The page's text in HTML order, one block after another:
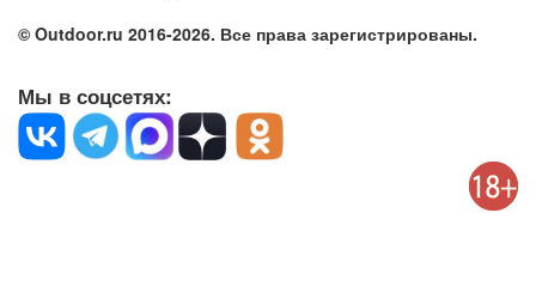
© Outdoor.ru 2016-2026. Все права зарегистрированы.
Мы в соцсетях: